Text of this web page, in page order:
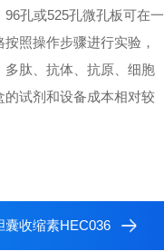
孔或525孔微孔板可在一
照操作步骤进行实验，
肽、抗体、抗原、细胞
试剂和设备成本相对较
囊收缩素HEC036